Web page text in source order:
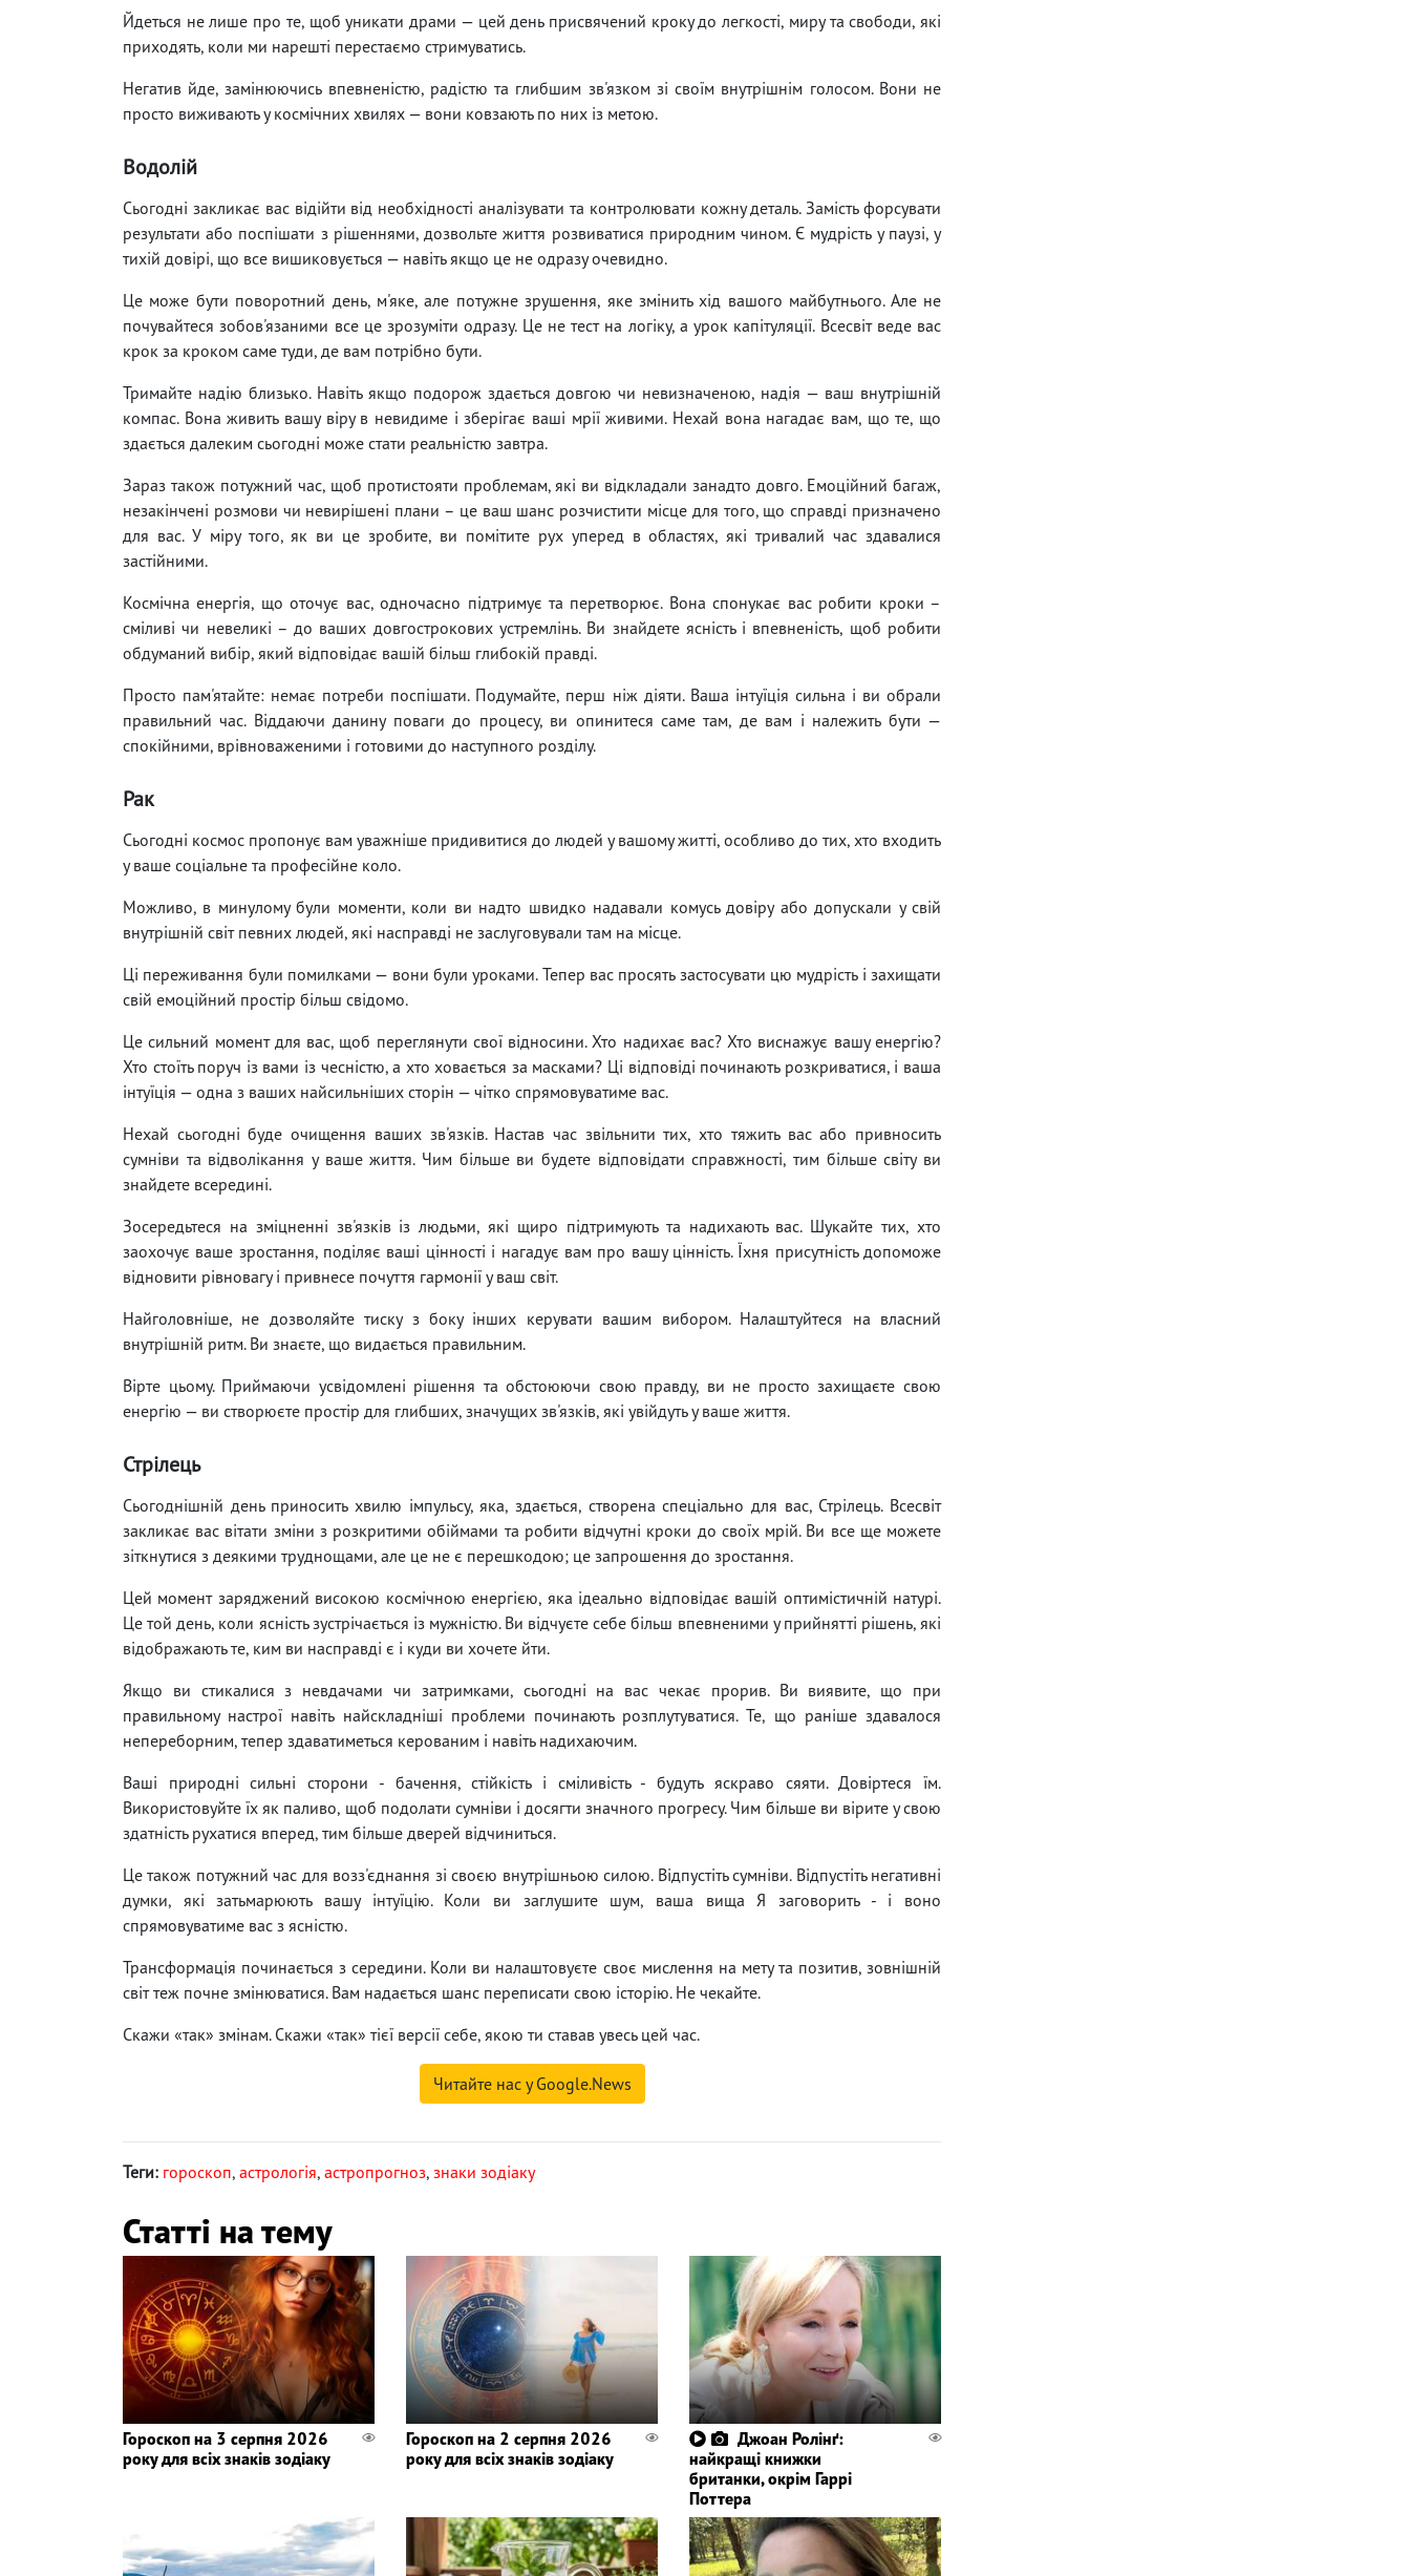
Йдеться не лише про те, щоб уникати драми — цей день присвячений кроку до легкості, миру та свободи, які
приходять, коли ми нарешті перестаємо стримуватись.
Негатив йде, замінюючись впевненістю, радістю та глибшим зв'язком зі своїм внутрішнім голосом. Вони не
просто виживають у космічних хвилях — вони ковзають по них із метою.
Водолій
Сьогодні закликає вас відійти від необхідності аналізувати та контролювати кожну деталь. Замість форсувати
результати або поспішати з рішеннями, дозвольте життя розвиватися природним чином. Є мудрість у паузі, у
тихій довірі, що все вишиковується — навіть якщо це не одразу очевидно.
Це може бути поворотний день, м'яке, але потужне зрушення, яке змінить хід вашого майбутнього. Але не
почувайтеся зобов'язаними все це зрозуміти одразу. Це не тест на логіку, а урок капітуляції. Всесвіт веде вас
крок за кроком саме туди, де вам потрібно бути.
Тримайте надію близько. Навіть якщо подорож здається довгою чи невизначеною, надія — ваш внутрішній
компас. Вона живить вашу віру в невидиме і зберігає ваші мрії живими. Нехай вона нагадає вам, що те, що
здається далеким сьогодні може стати реальністю завтра.
Зараз також потужний час, щоб протистояти проблемам, які ви відкладали занадто довго. Емоційний багаж,
незакінчені розмови чи невирішені плани – це ваш шанс розчистити місце для того, що справді призначено
для вас. У міру того, як ви це зробите, ви помітите рух уперед в областях, які тривалий час здавалися
застійними.
Космічна енергія, що оточує вас, одночасно підтримує та перетворює. Вона спонукає вас робити кроки –
сміливі чи невеликі – до ваших довгострокових устремлінь. Ви знайдете ясність і впевненість, щоб робити
обдуманий вибір, який відповідає вашій більш глибокій правді.
Просто пам'ятайте: немає потреби поспішати. Подумайте, перш ніж діяти. Ваша інтуїція сильна і ви обрали
правильний час. Віддаючи данину поваги до процесу, ви опинитеся саме там, де вам і належить бути —
спокійними, врівноваженими і готовими до наступного розділу.
Рак
Сьогодні космос пропонує вам уважніше придивитися до людей у ​​вашому житті, особливо до тих, хто входить
у ваше соціальне та професійне коло.
Можливо, в минулому були моменти, коли ви надто швидко надавали комусь довіру або допускали у свій
внутрішній світ певних людей, які насправді не заслуговували там на місце.
Ці переживання були помилками — вони були уроками. Тепер вас просять застосувати цю мудрість і захищати
свій емоційний простір більш свідомо.
Це сильний момент для вас, щоб переглянути свої відносини. Хто надихає вас? Хто виснажує вашу енергію?
Хто стоїть поруч із вами із чесністю, а хто ховається за масками? Ці відповіді починають розкриватися, і ваша
інтуїція — одна з ваших найсильніших сторін — чітко спрямовуватиме вас.
Нехай сьогодні буде очищення ваших зв'язків. Настав час звільнити тих, хто тяжить вас або привносить
сумніви та відволікання у ваше життя. Чим більше ви будете відповідати справжності, тим більше світу ви
знайдете всередині.
Зосередьтеся на зміцненні зв'язків із людьми, які щиро підтримують та надихають вас. Шукайте тих, хто
заохочує ваше зростання, поділяє ваші цінності і нагадує вам про вашу цінність. Їхня присутність допоможе
відновити рівновагу і привнесе почуття гармонії у ваш світ.
Найголовніше, не дозволяйте тиску з боку інших керувати вашим вибором. Налаштуйтеся на власний
внутрішній ритм. Ви знаєте, що видається правильним.
Вірте цьому. Приймаючи усвідомлені рішення та обстоюючи свою правду, ви не просто захищаєте свою
енергію — ви створюєте простір для глибших, значущих зв'язків, які увійдуть у ваше життя.
Стрілець
Сьогоднішній день приносить хвилю імпульсу, яка, здається, створена спеціально для вас, Стрілець. Всесвіт
закликає вас вітати зміни з розкритими обіймами та робити відчутні кроки до своїх мрій. Ви все ще можете
зіткнутися з деякими труднощами, але це не є перешкодою; це запрошення до зростання.
Цей момент заряджений високою космічною енергією, яка ідеально відповідає вашій оптимістичній натурі.
Це той день, коли ясність зустрічається із мужністю. Ви відчуєте себе більш впевненими у прийнятті рішень, які
відображають те, ким ви насправді є і куди ви хочете йти.
Якщо ви стикалися з невдачами чи затримками, сьогодні на вас чекає прорив. Ви виявите, що при
правильному настрої навіть найскладніші проблеми починають розплутуватися. Те, що раніше здавалося
непереборним, тепер здаватиметься керованим і навіть надихаючим.
Ваші природні сильні сторони - бачення, стійкість і сміливість - будуть яскраво сяяти. Довіртеся їм.
Використовуйте їх як паливо, щоб подолати сумніви і досягти значного прогресу. Чим більше ви вірите у свою
здатність рухатися вперед, тим більше дверей відчиниться.
Це також потужний час для возз'єднання зі своєю внутрішньою силою. Відпустіть сумніви. Відпустіть негативні
думки, які затьмарюють вашу інтуїцію. Коли ви заглушите шум, ваша вища Я заговорить - і воно
спрямовуватиме вас з ясністю.
Трансформація починається з середини. Коли ви налаштовуєте своє мислення на мету та позитив, зовнішній
світ теж почне змінюватися. Вам надається шанс переписати свою історію. Не чекайте.
Скажи «так» змінам. Скажи «так» тієї версії себе, якою ти ставав увесь цей час.
Читайте нас у Google.News
Теги: гороскоп, астрологія, астропрогноз, знаки зодіаку
Статті на тему
Гороскоп на 3 серпня 2026
року для всіх знаків зодіаку
Гороскоп на 2 серпня 2026
року для всіх знаків зодіаку
Джоан Ролінґ:
найкращі книжки
британки, окрім Гаррі
Поттера